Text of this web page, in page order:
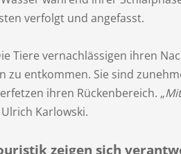
verfolgt und angefasst.
Tiere vernachlässigen ihren
zu entkommen. Sie sind
ihren Rückenbereich. „
Ulrich Karlowski.
zeigen sich